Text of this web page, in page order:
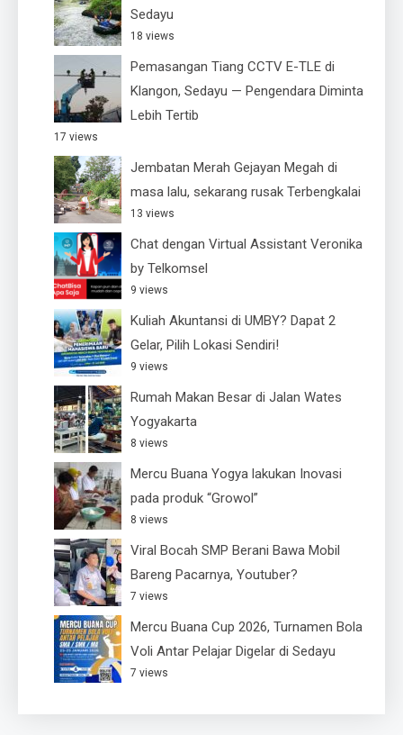
Sedayu
18 views
Pemasangan Tiang CCTV E-TLE di
Klangon, Sedayu — Pengendara Diminta
Lebih Tertib
17 views
Jembatan Merah Gejayan Megah di
masa lalu, sekarang rusak Terbengkalai
13 views
Chat dengan Virtual Assistant Veronika
by Telkomsel
9 views
Kuliah Akuntansi di UMBY? Dapat 2
Gelar, Pilih Lokasi Sendiri!
9 views
Rumah Makan Besar di Jalan Wates
Yogyakarta
8 views
Mercu Buana Yogya lakukan Inovasi
pada produk “Growol”
8 views
Viral Bocah SMP Berani Bawa Mobil
Bareng Pacarnya, Youtuber?
7 views
Mercu Buana Cup 2026, Turnamen Bola
Voli Antar Pelajar Digelar di Sedayu
7 views